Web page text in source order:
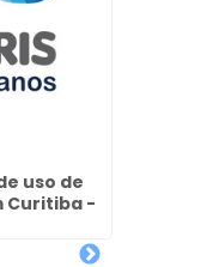
uso de
Curitiba -